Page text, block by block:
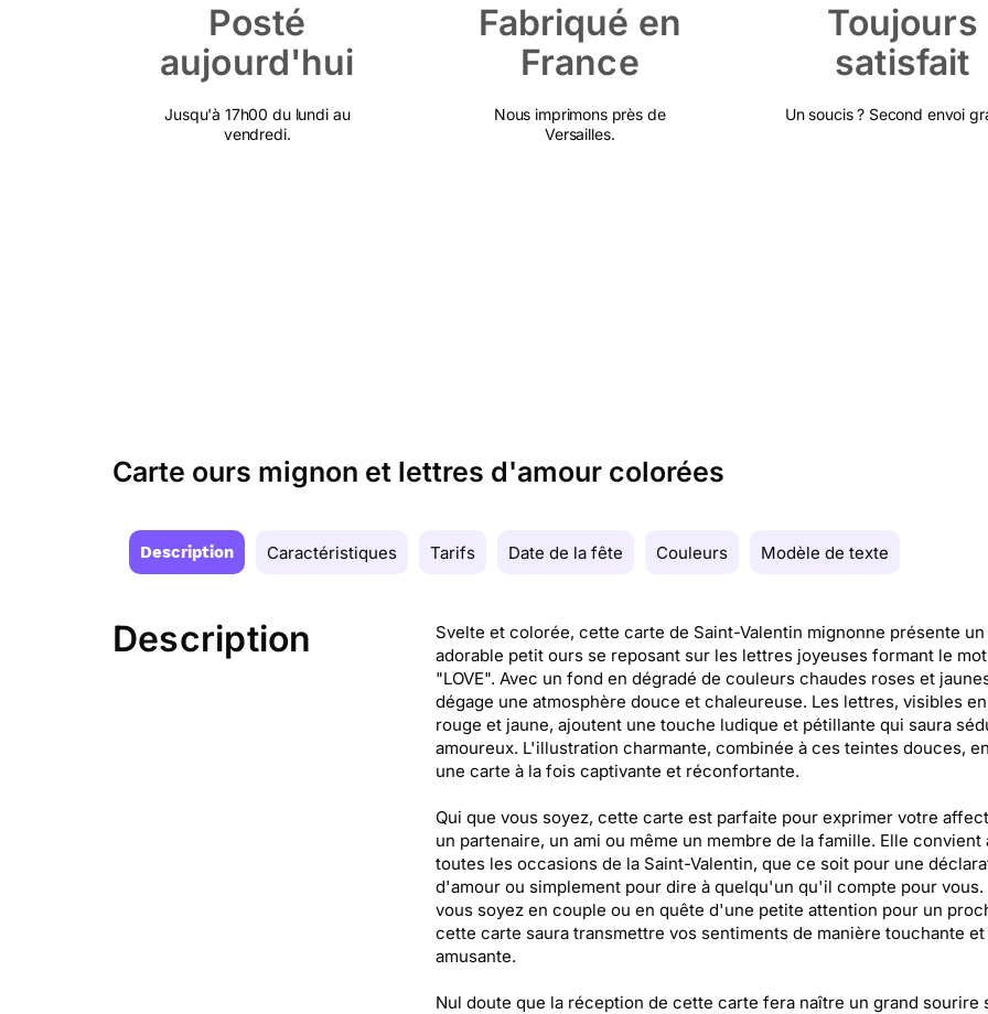
Posté
aujourd'hui
Jusqu'à 17h00 du lundi au
vendredi.
Fabriqué en
France
Nous imprimons près de
Versailles.
Toujours
satisfait
Un soucis ? Second envoi
Carte ours mignon et lettres d'amour colorées
Description Caractéristiques Tarifs Date de la fête Couleurs Modèle de texte
Description
Svelte et colorée, cette carte de Saint-Valentin mignonne présente un
adorable petit ours se reposant sur les lettres joyeuses formant le mot
"LOVE". Avec un fond en dégradé de couleurs chaudes roses et
dégage une atmosphère douce et chaleureuse. Les lettres, visibles
rouge et jaune, ajoutent une touche ludique et pétillante qui saura
amoureux. L'illustration charmante, combinée à ces teintes douces,
une carte à la fois captivante et réconfortante.
Qui que vous soyez, cette carte est parfaite pour exprimer votre
un partenaire, un ami ou même un membre de la famille. Elle convient
toutes les occasions de la Saint-Valentin, que ce soit pour une
d'amour ou simplement pour dire à quelqu'un qu'il compte pour vous.
vous soyez en couple ou en quête d'une petite attention pour un
cette carte saura transmettre vos sentiments de manière touchante et
amusante.
Nul doute que la réception de cette carte fera naître un grand sourire